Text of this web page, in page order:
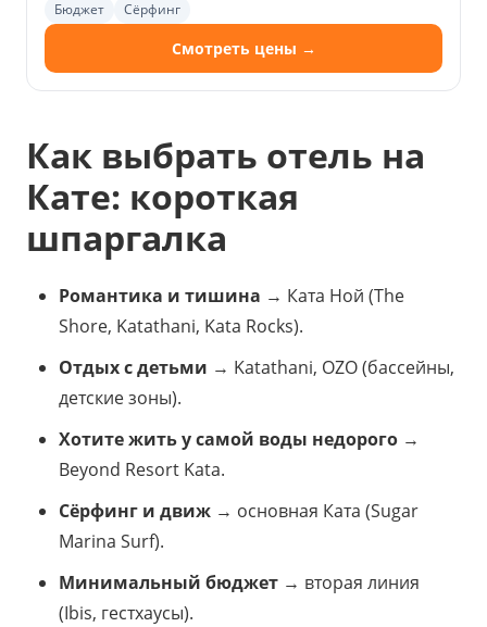
Бюджет Сёрфинг
Смотреть цены →
Как выбрать отель на
Кате: короткая
шпаргалка
Романтика и тишина → Ката Ной (The
Shore, Katathani, Kata Rocks).
Отдых с детьми → Katathani, OZO (бассейны,
детские зоны).
Хотите жить у самой воды недорого →
Beyond Resort Kata.
Сёрфинг и движ → основная Ката (Sugar
Marina Surf).
Минимальный бюджет → вторая линия
(Ibis, гестхаусы).